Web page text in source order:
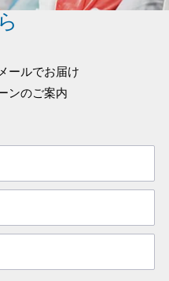
ールでお届け
ンのご案内